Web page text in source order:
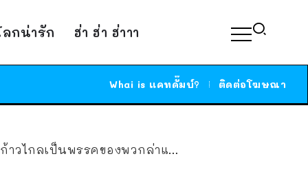
กน่ารัก ฮ่า ฮ่า ฮ่าาา
Whai is แคทดั๊มบ์? ติดต่อโฆษณา
กลเป็นพรรคของพวกล่าแม่มด”